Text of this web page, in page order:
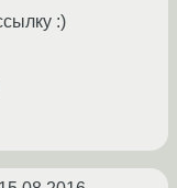
:)